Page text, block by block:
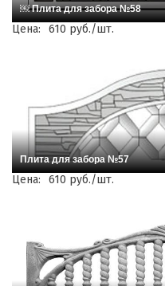
￼ Плита для забора №58
Цена: 610 руб./шт.
Плита для забора №57
Цена: 610 руб./шт.